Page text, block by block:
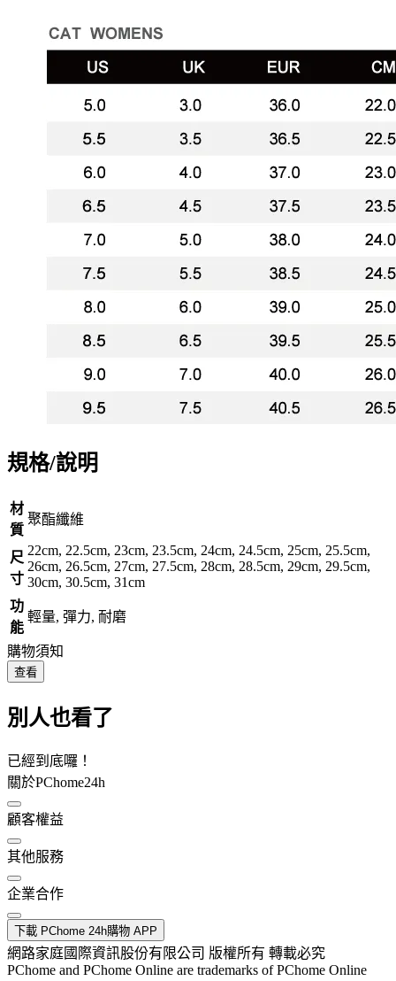
規格/說明
材
質
聚酯纖維
尺
寸
22cm, 22.5cm, 23cm, 23.5cm, 24cm, 24.5cm, 25cm, 25.5cm,
26cm, 26.5cm, 27cm, 27.5cm, 28cm, 28.5cm, 29cm, 29.5cm,
30cm, 30.5cm, 31cm
功
能
輕量, 彈力, 耐磨
購物須知
查看
別人也看了
已經到底囉！
關於PChome24h
顧客權益
其他服務
企業合作
下載 PChome 24h購物 APP
網路家庭國際資訊股份有限公司 版權所有 轉載必究
PChome and PChome Online are trademarks of PChome Online